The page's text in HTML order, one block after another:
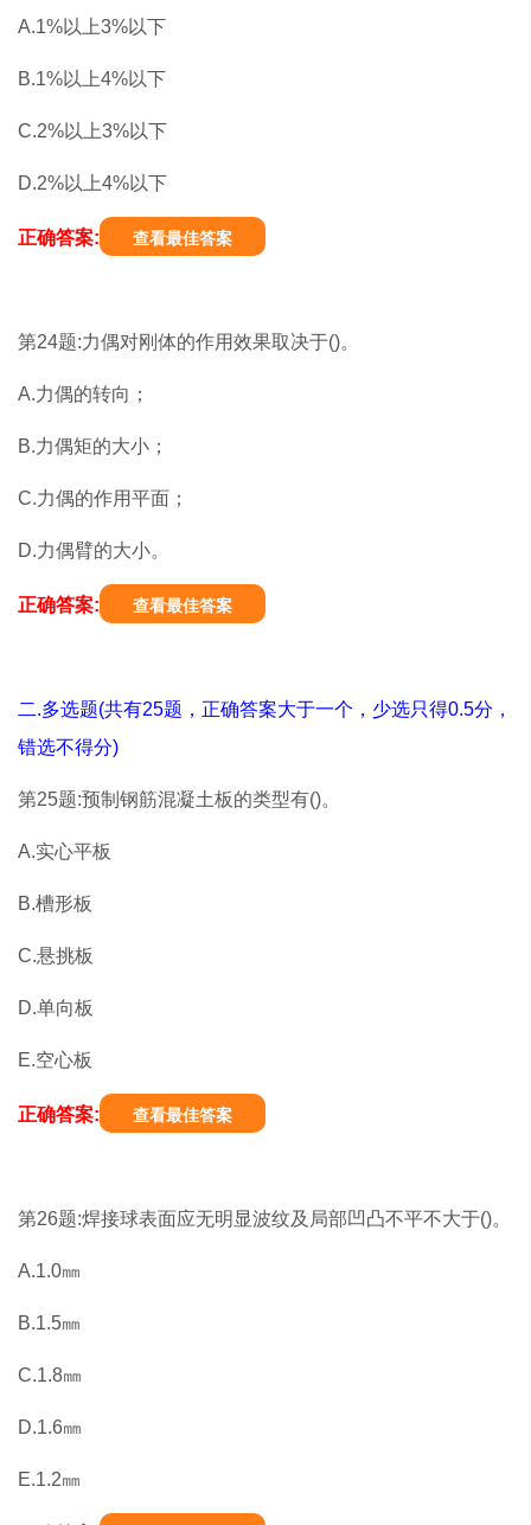
A.1%以上3%以下
B.1%以上4%以下
C.2%以上3%以下
D.2%以上4%以下
正确答案: 查看最佳答案
第24题:力偶对刚体的作用效果取决于()。
A.力偶的转向；
B.力偶矩的大小；
C.力偶的作用平面；
D.力偶臂的大小。
正确答案: 查看最佳答案
二.多选题(共有25题，正确答案大于一个，少选只得0.5分，
错选不得分)
第25题:预制钢筋混凝土板的类型有()。
A.实心平板
B.槽形板
C.悬挑板
D.单向板
E.空心板
正确答案: 查看最佳答案
第26题:焊接球表面应无明显波纹及局部凹凸不平不大于()。
A.1.0㎜
B.1.5㎜
C.1.8㎜
D.1.6㎜
E.1.2㎜